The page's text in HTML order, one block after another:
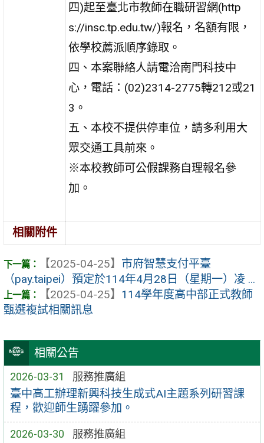
相關公告
2026-03-31 服務推廣組
臺中高工辦理新興科技生成式AI主題系列研習課
程，歡迎師生踴躍參加。
2026-03-30 服務推廣組
四)起至臺北市教師在職研習網(http
s://insc.tp.edu.tw/)報名，名額有限，
依學校薦派順序錄取。
四、本案聯絡人請電洽南門科技中
心，電話：(02)2314-2775轉212或21
3。
五、本校不提供停車位，請多利用大
眾交通工具前來。
※本校教師可公假課務自理報名參
加。
相關附件
【2025-04-25】 市府智慧支付平臺
（pay.taipei）預定於114年4月28日（星期一）凌 ...
【2025-04-25】 114學年度高中部正式教師
甄選複試相關訊息